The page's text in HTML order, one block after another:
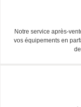
Notre service après-
vos équipements en